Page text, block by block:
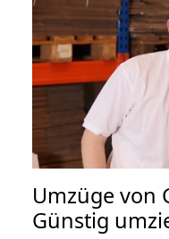
Umzüge von
Günstig